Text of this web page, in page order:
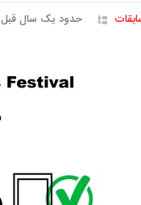
حدود یک سال قبل